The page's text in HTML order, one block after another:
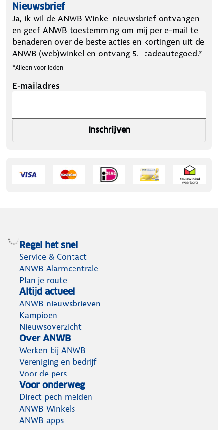
Nieuwsbrief
Ja, ik wil de ANWB Winkel nieuwsbrief ontvangen
en geef ANWB toestemming om mij per e-mail te
benaderen over de beste acties en kortingen uit de
ANWB (web)winkel en ontvang 5.- cadeautegoed.*
*Alleen voor leden
E-mailadres
Inschrijven
Regel het snel
Service & Contact
ANWB Alarmcentrale
Plan je route
Altijd actueel
ANWB nieuwsbrieven
Kampioen
Nieuwsoverzicht
Over ANWB
Werken bij ANWB
Vereniging en bedrijf
Voor de pers
Voor onderweg
Direct pech melden
ANWB Winkels
ANWB apps